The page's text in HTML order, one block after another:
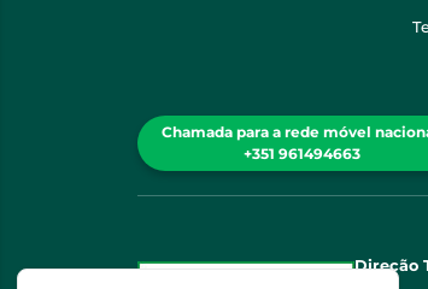
Chamada para a rede móvel
+351 961494663
Direção